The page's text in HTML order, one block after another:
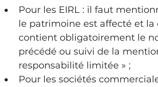
Pour les EIRL : il faut
le patrimoine est affecté et
contient obligatoirement le
précédé ou suivi de la
responsabilité limitée » ;
Pour les sociétés